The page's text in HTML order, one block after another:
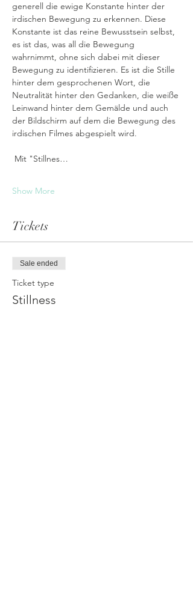
generell die ewige Konstante hinter der
irdischen Bewegung zu erkennen. Diese
Konstante ist das reine Bewusstsein selbst,
es ist das, was all die Bewegung
wahrnimmt, ohne sich dabei mit dieser
Bewegung zu identifizieren. Es ist die Stille
hinter dem gesprochenen Wort, die
Neutralität hinter den Gedanken, die weiße
Leinwand hinter dem Gemälde und auch
der Bildschirm auf dem die Bewegung des
irdischen Filmes abgespielt wird.
Mit "Stillnes…
Show More
Tickets
Sale ended
Ticket type
Stillness